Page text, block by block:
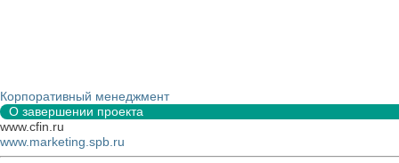
Корпоративный менеджмент
О завершении проекта
www.cfin.ru
www.marketing.spb.ru